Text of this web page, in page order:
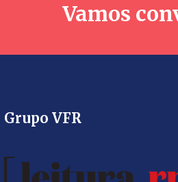
Vamos
Grupo VFR